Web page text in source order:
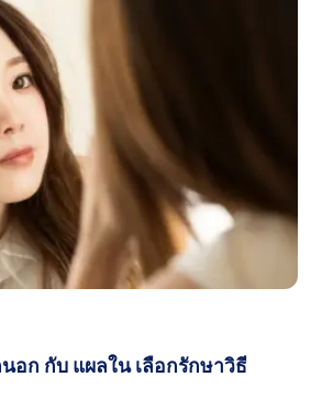
อก กับ แผลใน เลือกรักษาวิธี